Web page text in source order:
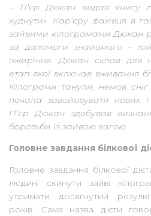
– П’єр Дюкан видав книгу
худнути». Кар’єру фахівця в
зайвими кілограмами Дюкан
за допомоги знайомого –
ожиріння. Дюкан склав для
етап якої включав вживання
Кілограми танули, немов сніг
почала завойовувати нових
П’єр Дюкан здобував
боротьби із зайвою вагою.
Головне завдання білкової
Головне завдання білкової
людині скинути зайві
утримати досягнутий
років. Сама назва дієти